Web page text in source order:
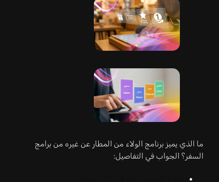
ما الذي يميز برنامج الولاء من المطار عن غيره من برامج
السفر؟ الجواب في التفاصيل: